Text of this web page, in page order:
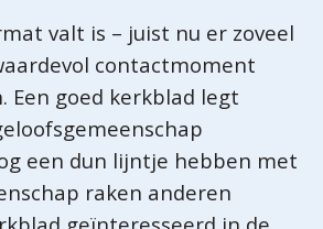
valt is – juist nu er zoveel
contactmoment
goed kerkblad legt
een dun lijntje hebben met
raken anderen